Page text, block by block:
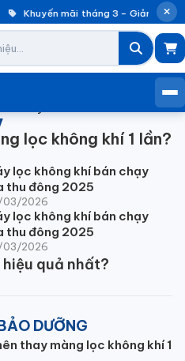
Khuyến mãi tháng 3 – Giảm
lọc không khí 1 lần?
lọc không khí bán chạy
thu đông 2025
03/2026
lọc không khí bán chạy
thu đông 2025
03/2026
quả nhất?
DƯỠNG
thay màng lọc không khí 1